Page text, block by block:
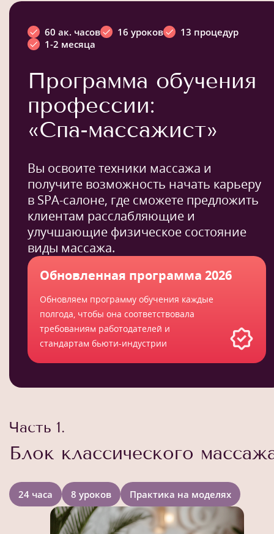
60 ак. часов 16 уроков
13 процедур
1-2 месяца
Программа обучения
профессии:
«Спа-массажист»
Вы освоите техники массажа и
получите возможность начать карьеру
в SPA-салоне, где сможете предложить
клиентам расслабляющие и
улучшающие физическое состояние
виды массажа.
Обновленная программа 2026
Обновляем программу обучения каждые
полгода, чтобы она соответствовала
требованиям работодателей и
стандартам бьюти-индустрии
Часть 1.
Блок классического
24 часа 8 уроков Практика на моделях